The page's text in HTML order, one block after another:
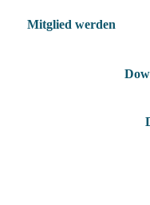
Mitglied werden